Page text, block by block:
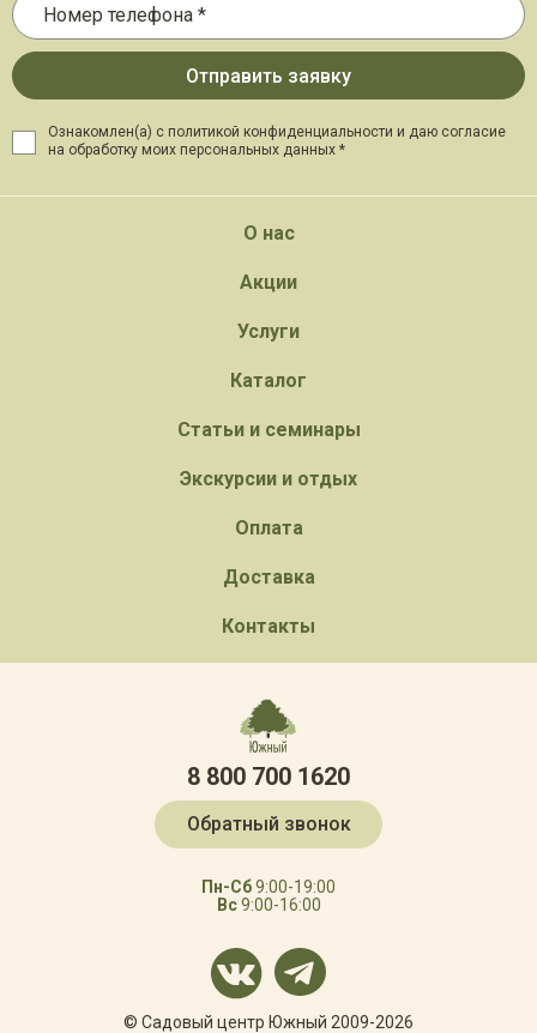
Ознакомлен(а) с политикой конфиденциальности и даю согласие
на обработку моих персональных данных *
О нас
Акции
Услуги
Каталог
Статьи и семинары
Экскурсии и отдых
Оплата
Доставка
Контакты
8 800 700 1620
Обратный звонок
Пн-Сб9:00-19:00
Вс9:00-16:00
© Садовый центр Южный 2009-2026